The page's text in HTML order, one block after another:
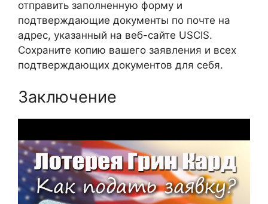
отправить заполненную форму и
подтверждающие документы по почте на
адрес, указанный на веб-сайте USCIS.
Сохраните копию вашего заявления и всех
подтверждающих документов для себя.
Заключение